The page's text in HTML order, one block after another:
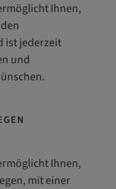
Ihnen,
ist jederzeit
und
Ihnen,
mit einer